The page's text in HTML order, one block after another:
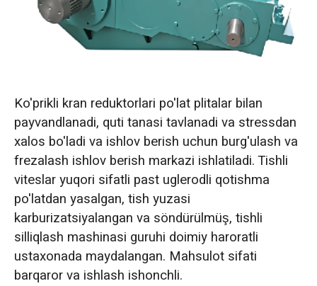
Ko'prikli kran reduktorlari po'lat plitalar bilan
payvandlanadi, quti tanasi tavlanadi va stressdan
xalos bo'ladi va ishlov berish uchun burg'ulash va
frezalash ishlov berish markazi ishlatiladi. Tishli
viteslar yuqori sifatli past uglerodli qotishma
po'latdan yasalgan, tish yuzasi
karburizatsiyalangan va söndürülmüş, tishli
silliqlash mashinasi guruhi doimiy haroratli
ustaxonada maydalangan. Mahsulot sifati
barqaror va ishlash ishonchli.